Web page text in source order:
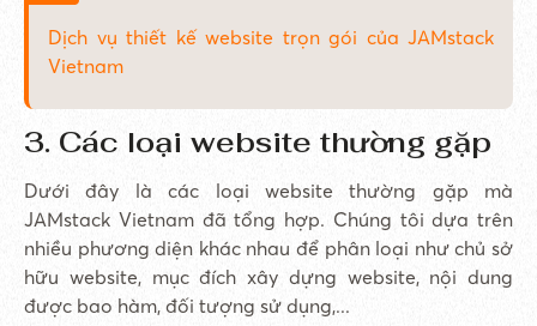
Dịch vụ thiết kế website trọn gói của JAMstack
Vietnam
3. Các loại website thường gặp
Dưới đây là các loại website thường gặp mà
JAMstack Vietnam đã tổng hợp. Chúng tôi dựa trên
nhiều phương diện khác nhau để phân loại như chủ sở
hữu website, mục đích xây dựng website, nội dung
được bao hàm, đối tượng sử dụng,...